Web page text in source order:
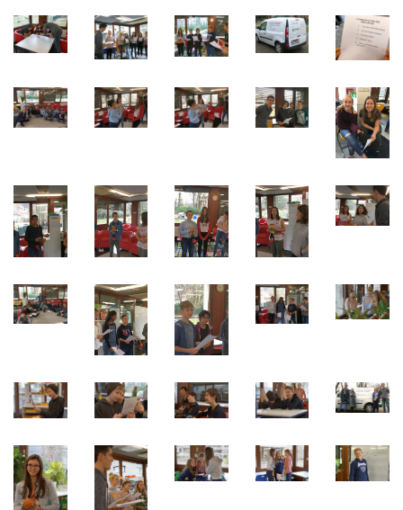
Quick Links
Webuntis
Office 365
Bildungsportal
Online Library Catalogue